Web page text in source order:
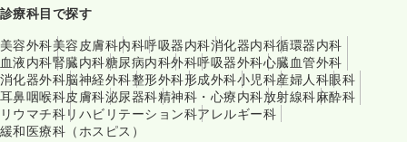
診療科目で探す
美容外科美容皮膚科内科呼吸器内科消化器内科循環器内科
血液内科腎臓内科糖尿病内科外科呼吸器外科心臓血管外科
消化器外科脳神経外科整形外科形成外科小児科産婦人科眼科
耳鼻咽喉科皮膚科泌尿器科精神科・心療内科放射線科麻酔科
リウマチ科リハビリテーション科アレルギー科
緩和医療科（ホスピス）